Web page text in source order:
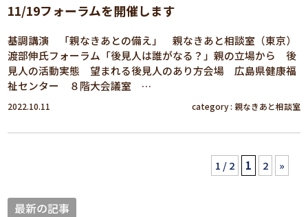
11/19フォーラムを開催します
基調講演 「親なきあとの備え」 親なきあと相談室（東京）
渡部伸氏フォーラム「後見人は誰がなる？」親の立場から 後
見人の活動実態 望まれる後見人のあり方会場 広島県健康福
祉センター ８階大会議室 …
2022.10.11 category : 親なきあと相談室
1 / 2 1 2 »
最新の記事